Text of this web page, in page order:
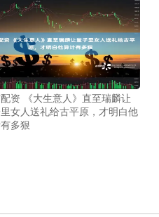
资 《大生意人》直至瑞麟让
女人送礼给古平原，才明白他
多狠